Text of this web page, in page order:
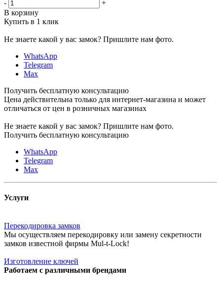
-
+
В корзину
Купить в 1 клик
Не знаете какой у вас замок? Пришлите нам фото.
WhatsApp
Telegram
Max
Получить бесплатную консультацию
Цена действительна только для интернет-магазина и может
отличаться от цен в розничных магазинах
Не знаете какой у вас замок? Пришлите нам фото.
Получить бесплатную консультацию
WhatsApp
Telegram
Max
Услуги
Перекодировка замков
Мы осуществляем перекодировку или замену секретности
замков известной фирмы Mul-t-Lock!
Изготовление ключей
Работаем с различными брендами